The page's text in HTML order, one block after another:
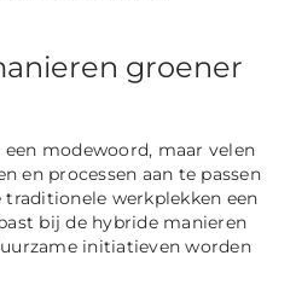
groener
een modewoord, maar velen
en processen aan te passen
traditionele werkplekken een
bij de hybride manieren
initiatieven worden